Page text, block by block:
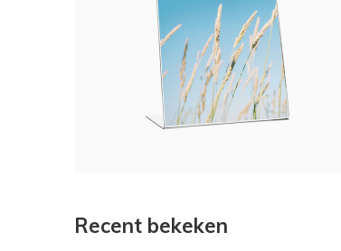
Recent bekeken